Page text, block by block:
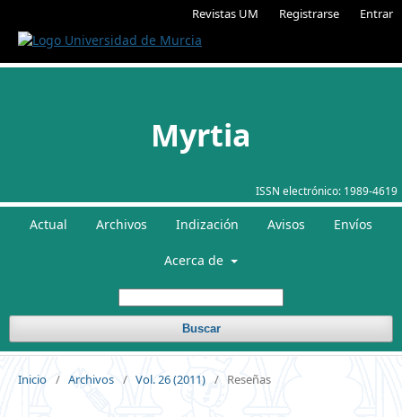
Revistas UM Registrarse Entrar
ISSN electrónico: 1989-4619
Myrtia
Actual Archivos Indización Avisos Envíos
Acerca de
Buscar
Inicio / Archivos / Vol. 26 (2011) / Reseñas